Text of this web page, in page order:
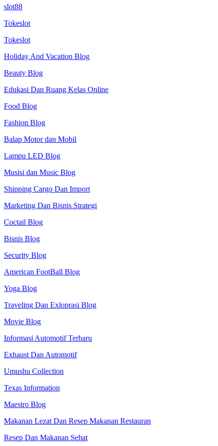
slot88
Tokeslot
Tokeslot
Holiday And Vacation Blog
Beauty Blog
Edukasi Dan Ruang Kelas Online
Food Blog
Fashion Blog
Balap Motor dan Mobil
Lampu LED Blog
Musisi dan Music Blog
Shipping Cargo Dan Import
Marketing Dan Bisnis Strategi
Coctail Blog
Bisnis Blog
Security Blog
American FootBall Blog
Yoga Blog
Traveling Dan Exloprasi Blog
Movie Blog
Informasi Automotif Terbaru
Exhaust Dan Automotif
Umushu Collection
Texas Information
Maestro Blog
Makanan Lezat Dan Resep Makanan Restauran
Resep Dan Makanan Sehat